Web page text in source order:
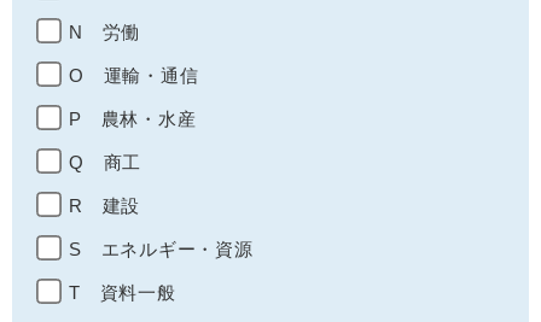
N 労働
O 運輸・通信
P 農林・水産
Q 商工
R 建設
S エネルギー・資源
T 資料一般